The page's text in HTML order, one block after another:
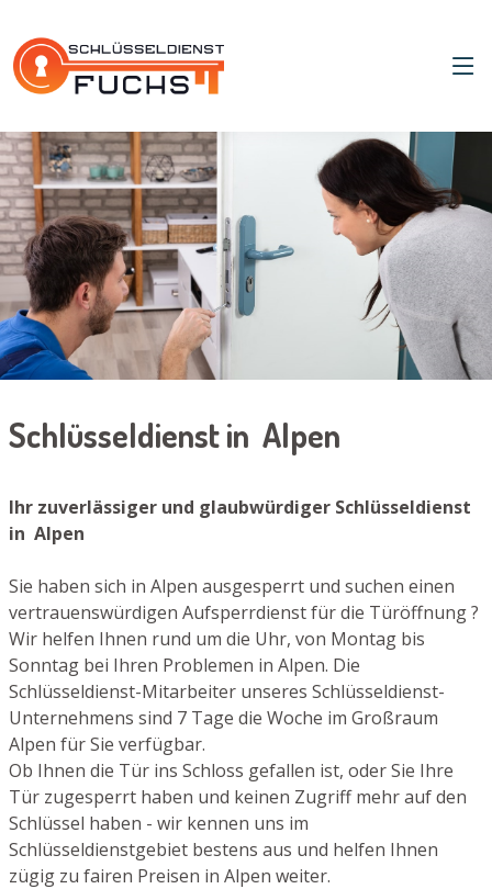
Schlüsseldienst in Alpen
Ihr zuverlässiger und glaubwürdiger Schlüsseldienst
in Alpen
Sie haben sich in Alpen ausgesperrt und suchen einen
vertrauenswürdigen Aufsperrdienst für die Türöffnung ?
Wir helfen Ihnen rund um die Uhr, von Montag bis
Sonntag bei Ihren Problemen in Alpen. Die
Schlüsseldienst-Mitarbeiter unseres Schlüsseldienst-
Unternehmens sind 7 Tage die Woche im Großraum
Alpen für Sie verfügbar.
Ob Ihnen die Tür ins Schloss gefallen ist, oder Sie Ihre
Tür zugesperrt haben und keinen Zugriff mehr auf den
Schlüssel haben - wir kennen uns im
Schlüsseldienstgebiet bestens aus und helfen Ihnen
zügig zu fairen Preisen in Alpen weiter.